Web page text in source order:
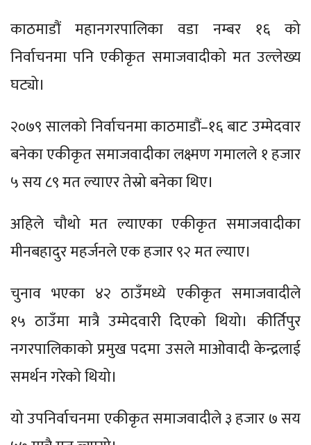
काठमाडौं महानगरपालिका वडा नम्बर १६ को
निर्वाचनमा पनि एकीकृत समाजवादीको मत उल्लेख्य
घट्यो।
२०७९ सालको निर्वाचनमा काठमाडौं–१६ बाट उम्मेदवार
बनेका एकीकृत समाजवादीका लक्ष्मण गमालले १ हजार
५ सय ८९ मत ल्याएर तेस्रो बनेका थिए।
अहिले चौथो मत ल्याएका एकीकृत समाजवादीका
मीनबहादुर महर्जनले एक हजार ९२ मत ल्याए।
चुनाव भएका ४२ ठाउँमध्ये एकीकृत समाजवादीले
१५ ठाउँमा मात्रै उम्मेदवारी दिएको थियो। कीर्तिपुर
नगरपालिकाको प्रमुख पदमा उसले माओवादी केन्द्रलाई
समर्थन गरेको थियो।
यो उपनिर्वाचनमा एकीकृत समाजवादीले ३ हजार ७ सय